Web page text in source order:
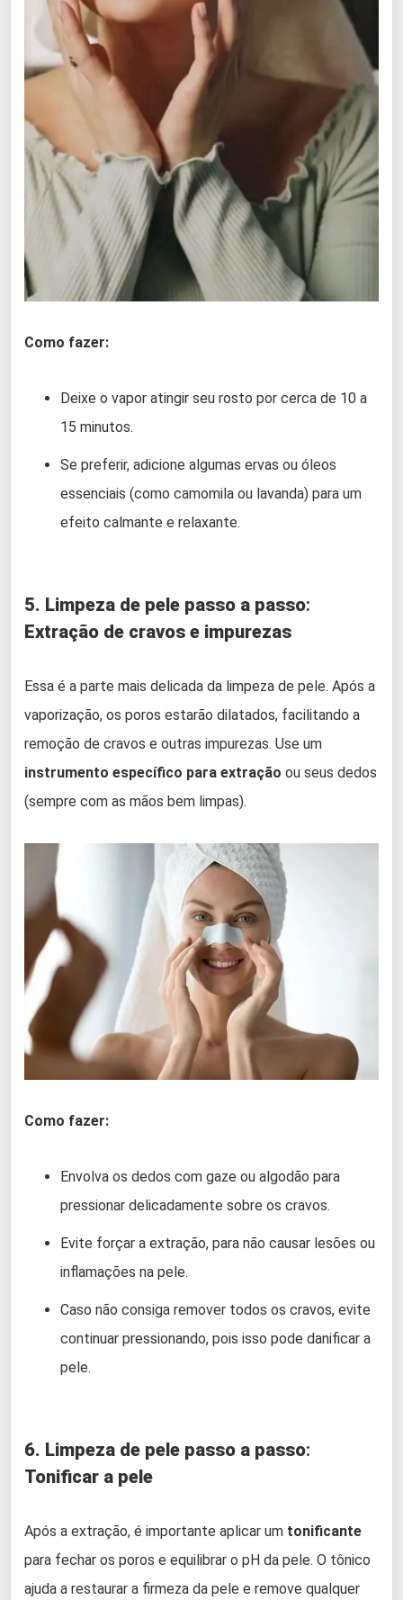
Como fazer:
Deixe o vapor atingir seu rosto por cerca de 10 a
15 minutos.
Se preferir, adicione algumas ervas ou óleos
essenciais (como camomila ou lavanda) para um
efeito calmante e relaxante.
5. Limpeza de pele passo a passo:
Extração de cravos e impurezas
Essa é a parte mais delicada da limpeza de pele. Após a
vaporização, os poros estarão dilatados, facilitando a
remoção de cravos e outras impurezas. Use um
instrumento específico para extração ou seus dedos
(sempre com as mãos bem limpas).
Como fazer:
Envolva os dedos com gaze ou algodão para
pressionar delicadamente sobre os cravos.
Evite forçar a extração, para não causar lesões ou
inflamações na pele.
Caso não consiga remover todos os cravos, evite
continuar pressionando, pois isso pode danificar a
pele.
6. Limpeza de pele passo a passo:
Tonificar a pele
Após a extração, é importante aplicar um tonificante
para fechar os poros e equilibrar o pH da pele. O tônico
ajuda a restaurar a firmeza da pele e remove qualquer